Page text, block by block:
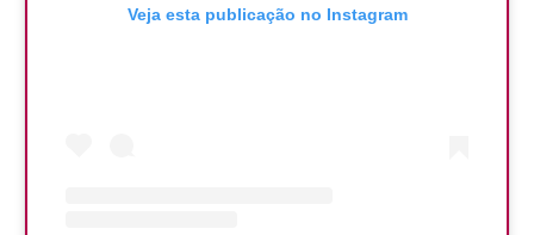
Veja esta publicação no Instagram